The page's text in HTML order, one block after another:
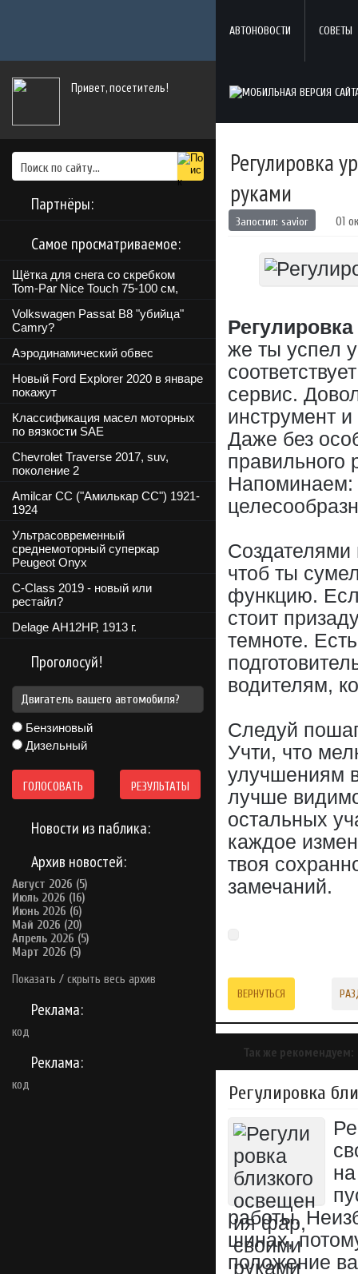
Привет, посетитель!
Партнёры:
Самое просматриваемое:
Щётка для снега со скребком
Tom-Par Nice Touch 75-100 см,
Volkswagen Passat B8 "убийца"
Camry?
Аэродинамический обвес
Новый Ford Explorer 2020 в январе
покажут
Классификация масел моторных
по вязкости SAE
Chevrolet Traverse 2017, suv,
поколение 2
Amilcar CC ("Амилькар СС") 1921-
1924
Ультрасовременный
среднемоторный суперкар
Peugeot Onyx
C-Class 2019 - новый или
рестайл?
Delage АН12НР, 1913 г.
Проголосуй!
Двигатель вашего автомобиля?
Бензиновый
Дизельный
ГОЛОСОВАТЬ РЕЗУЛЬТАТЫ
Новости из паблика:
Архив новостей:
Август 2026 (5)
Июль 2026 (16)
Июнь 2026 (6)
Май 2026 (20)
Апрель 2026 (5)
Март 2026 (5)
Показать / скрыть весь архив
Реклама:
код
Реклама:
код
АВТОНОВОСТИ СОВЕТЫ
Регулировка
руками
Запостил: savior 01
же ты успел
сервис.
инструмент
Даже без
правильного
Напоминаем:
Создателями
чтоб ты
функцию.
стоит
темноте.
водителям,
Следуй
Учти, что
улучшениям
лучше
остальных
каждое
твоя
замечаний.
ВЕРНУТЬСЯ
Так же рекомендуем:
Регулировка
работы.
шинах,
положение